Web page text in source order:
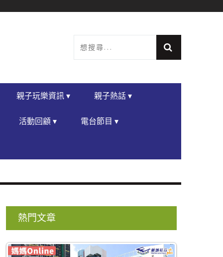
親子玩樂資訊 ▾ 親子熱話 ▾
活動回顧 ▾ 電台節目 ▾
熱門文章